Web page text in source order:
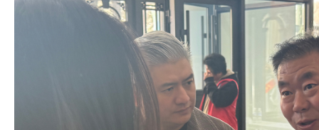
师教学创新 2026-07-25
· 教育部2026年“宏志助航计划”师资
2026-07-24
· 凝心聚力绘蓝图 踔厉奋进启新程
2026-07-24
· 锚定目标谋新篇 巾帼聚力启新程